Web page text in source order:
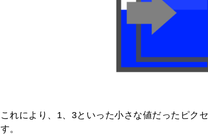
これにより、1、3といった小さな値だったピク
す。